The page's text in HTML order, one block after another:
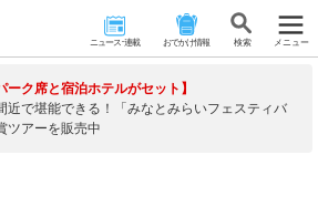
ニュース･連載 おでかけ情報 検 索 メニュー
ーク席と宿泊ホテルがセット】
近で堪能できる！「みなとみらいフェスティバ
ツアーを販売中